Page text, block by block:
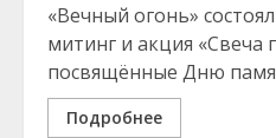
«Вечный огонь»
митинг и акция «Свеча
посвящённые Дню
Подробнее